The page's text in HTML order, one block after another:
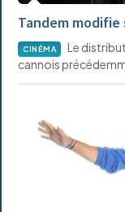
Tandem modifie
CINÉMA
Le
cannois